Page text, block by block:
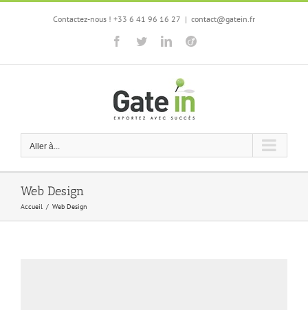
Contactez-nous ! +33 6 41 96 16 27 | contact@gatein.fr
Facebook
TwitterLinkedIn
Viadeo
Aller à...
Web Design
Accueil / Web Design